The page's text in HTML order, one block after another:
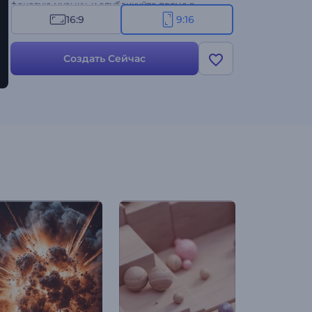
фоновую музыку, и опубликуйте прямо в
социальных сетях для мгновенного
привлечения внимания. Создавайте прямо
сейчас и привнесите радость и цвет в свой
16:9 9:16
Создать Сейчас